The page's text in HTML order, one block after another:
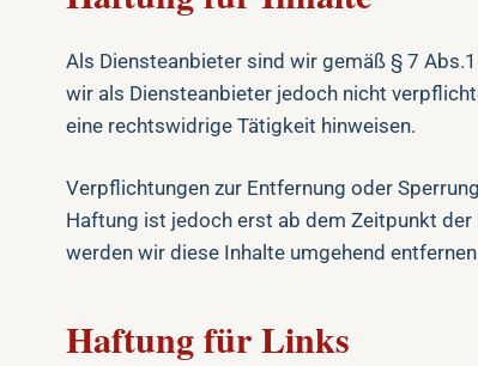
Als Diensteanbieter sind wir gemäß § 7
wir als Diensteanbieter jedoch nicht
eine rechtswidrige Tätigkeit hinweisen.
Verpflichtungen zur Entfernung oder
Haftung ist jedoch erst ab dem Zeitpunkt
werden wir diese Inhalte umgehend
Haftung für Links